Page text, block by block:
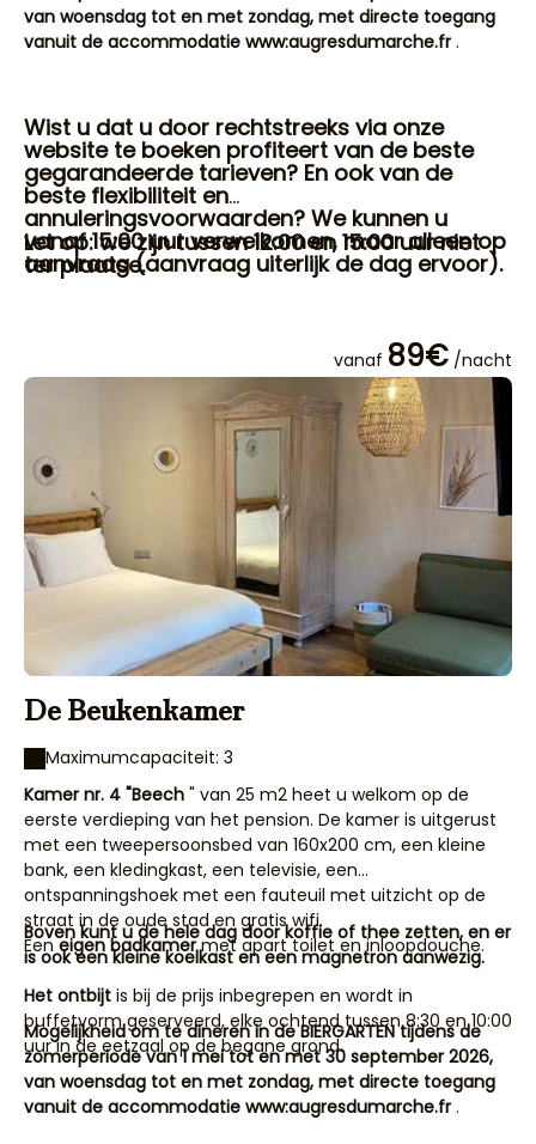
van woensdag tot en met zondag, met directe toegang
vanuit de accommodatie www:augresdumarche.fr.
Wist u dat u door rechtstreeks via onze
website te boeken profiteert van de beste
gegarandeerde tarieven? En ook van de
beste flexibiliteit en
annuleringsvoorwaarden? We kunnen u
vanaf 15:00 uur verwelkomen, maar alleen op
aanvraag (aanvraag uiterlijk de dag ervoor).
Let op: we zijn tussen 12:00 en 15:00 uur niet
ter plaatse.
vanaf 89€ /nacht
De Beukenkamer
Maximumcapaciteit: 3
Kamer nr. 4 "Beech " van 25 m2 heet u welkom op de
eerste verdieping van het pension. De kamer is uitgerust
met een tweepersoonsbed van 160x200 cm, een kleine
bank, een kledingkast, een televisie, een
ontspanningshoek met een fauteuil met uitzicht op de
straat in de oude stad en gratis wifi.
Eeneigen badkamermet apart toilet en inloopdouche.
Het ontbijt is bij de prijs inbegrepen en wordt in
buffetvorm geserveerd, elke ochtend tussen 8:30 en 10:00
uur in de eetzaal op de begane grond.
Boven kunt u de hele dag door koffie of thee zetten, en er
is ook een kleine koelkast en een magnetron aanwezig.
Mogelijkheid om te dineren in de BIERGARTEN tijdens de
zomerperiode van 1 mei tot en met 30 september 2026,
van woensdag tot en met zondag, met directe toegang
vanuit de accommodatie www:augresdumarche.fr.